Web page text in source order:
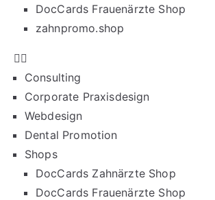
DocCards Frauenärzte Shop
zahnpromo.shop
Consulting
Corporate Praxisdesign
Webdesign
Dental Promotion
Shops
DocCards Zahnärzte Shop
DocCards Frauenärzte Shop